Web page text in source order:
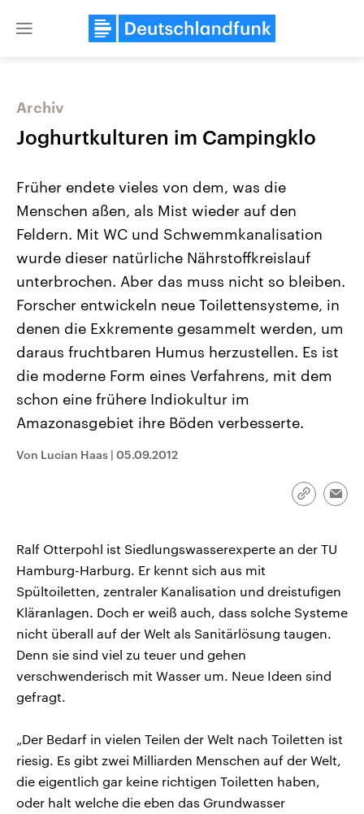
Close
Landtagswahl Sachsen-Anhalt
Alle Informationen
Sachsen-Anhalt wählt am 6.
September 2026 einen neuen
Landtag. Seit 2021 wird das
Bundesland von einer Koalition aus
CDU, SPD und FDP regiert.-
Wahlprogramme, aktuelle Berichte
und Kandidaten der anstehenden
USA
Aktuelle Beiträge,
Hintergründe
Wirtschaftlich und
gehören die Vereinigten
den mächtigsten Ländern
mit großem Einfluss auf
aktuelle Weltgeschehen.
Audio-Archiv
Archiv
Joghurtkulturen im Campingklo
Früher endete vieles von dem, was die
Menschen aßen, als Mist wieder auf den
Feldern. Mit WC und Schwemmkanalisation
wurde dieser natürliche Nährstoffkreislauf
unterbrochen. Aber das muss nicht so bleiben.
Forscher entwickeln neue Toilettensysteme, in
denen die Exkremente gesammelt werden, um
daraus fruchtbaren Humus herzustellen. Es ist
die moderne Form eines Verfahrens, mit dem
schon eine frühere Indiokultur im
Amazonasgebiet ihre Böden verbesserte.
Von Lucian Haas | 05.09.2012
Link
Ralf Otterpohl ist Siedlungswasserexperte an der TU
Hamburg-Harburg. Er kennt sich aus mit
Spültoiletten, zentraler Kanalisation und dreistufigen
Kläranlagen. Doch er weiß auch, dass solche Systeme
nicht überall auf der Welt als Sanitärlösung taugen.
Denn sie sind viel zu teuer und gehen
verschwenderisch mit Wasser um. Neue Ideen sind
gefragt.
„Der Bedarf in vielen Teilen der Welt nach Toiletten ist
riesig. Es gibt zwei Milliarden Menschen auf der Welt,
die eigentlich gar keine richtigen Toiletten haben,
oder halt welche die eben das Grundwasser